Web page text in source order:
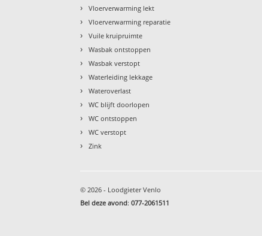
› Vloerverwarming lekt
› Vloerverwarming reparatie
› Vuile kruipruimte
› Wasbak ontstoppen
› Wasbak verstopt
› Waterleiding lekkage
› Wateroverlast
› WC blijft doorlopen
› WC ontstoppen
› WC verstopt
› Zink
© 2026 - Loodgieter Venlo
Bel deze avond:077-2061511